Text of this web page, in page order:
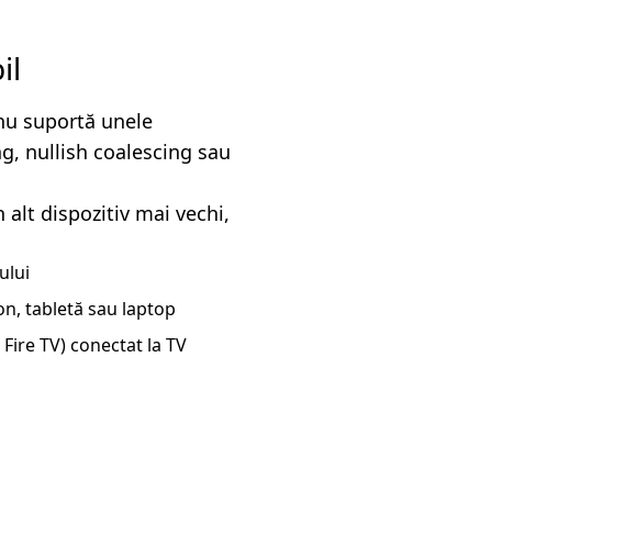
suportă unele
nullish coalescing sau
alt dispozitiv mai vechi,
tabletă sau laptop
TV) conectat la TV